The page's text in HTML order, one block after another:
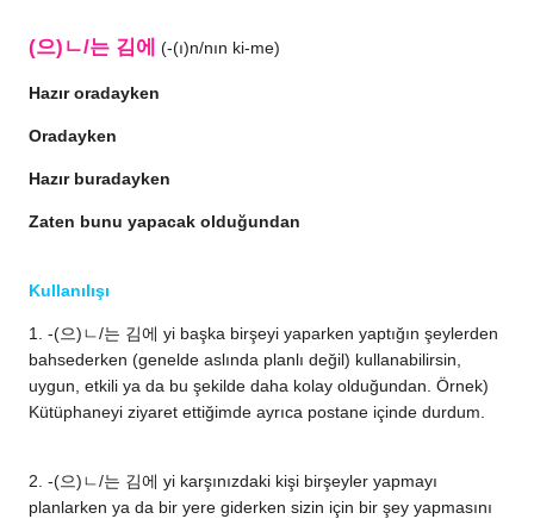
(으)ㄴ/는 김에 (-(ı)n/nın ki-me)
Hazır oradayken
Oradayken
Hazır buradayken
Zaten bunu yapacak olduğundan
Kullanılışı
1. -(으)ㄴ/는 김에 yi başka birşeyi yaparken yaptığın şeylerden
bahsederken (genelde aslında planlı değil) kullanabilirsin,
uygun, etkili ya da bu şekilde daha kolay olduğundan. Örnek)
Kütüphaneyi ziyaret ettiğimde ayrıca postane içinde durdum.
2. -(으)ㄴ/는 김에 yi karşınızdaki kişi birşeyler yapmayı
planlarken ya da bir yere giderken sizin için bir şey yapmasını